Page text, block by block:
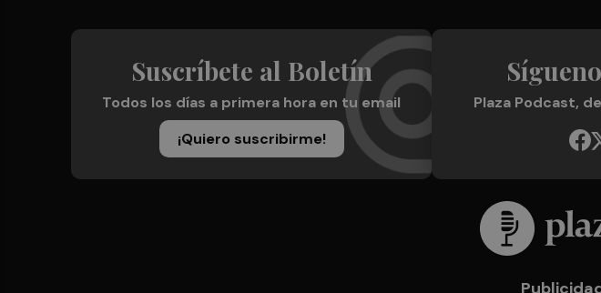
Suscríbete al Boletín
Todos los días a primera hora en tu email
¡Quiero suscribirme!
Plaza Podcast,